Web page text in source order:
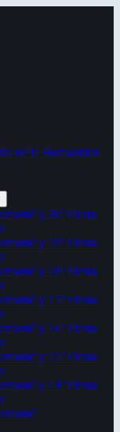
de la Humanidad
y 20ª Fiesta
y 19ª Fiesta
y 18ª Fiesta
y 17ª Fiesta
y 16ª Fiesta
y 15ª Fiesta
y 14ª Fiesta